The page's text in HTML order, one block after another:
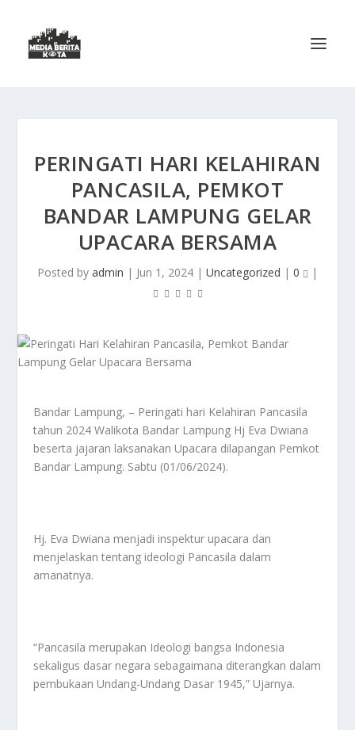
PERINGATI HARI KELAHIRAN
PANCASILA, PEMKOT
BANDAR LAMPUNG GELAR
UPACARA BERSAMA
Posted by admin | Jun 1, 2024 | Uncategorized | 0 |
Bandar Lampung, – Peringati hari Kelahiran Pancasila
tahun 2024 Walikota Bandar Lampung Hj Eva Dwiana
beserta jajaran laksanakan Upacara dilapangan Pemkot
Bandar Lampung. Sabtu (01/06/2024).
Hj. Eva Dwiana menjadi inspektur upacara dan
menjelaskan tentang ideologi Pancasila dalam
amanatnya.
“Pancasila merupakan Ideologi bangsa Indonesia
sekaligus dasar negara sebagaimana diterangkan dalam
pembukaan Undang-Undang Dasar 1945,” Ujarnya.